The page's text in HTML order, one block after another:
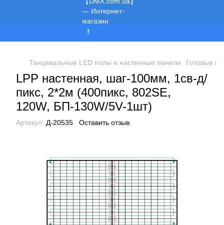
Танцевальные LED полы и настенные панели Готовые
LPP настенная, шаг-100мм, 1св-д/
пикс, 2*2м (400пикс, 802SE,
120W, БП-130W/5V-1шт)
Артикул: Д-20535 Оставить отзыв